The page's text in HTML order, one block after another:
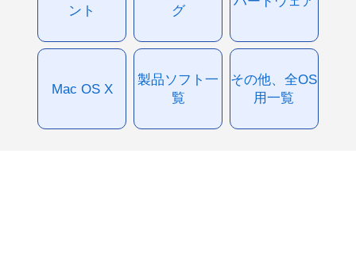
ント
グ
Mac OS X
製品ソフト一
覧
その他、全OS
用一覧